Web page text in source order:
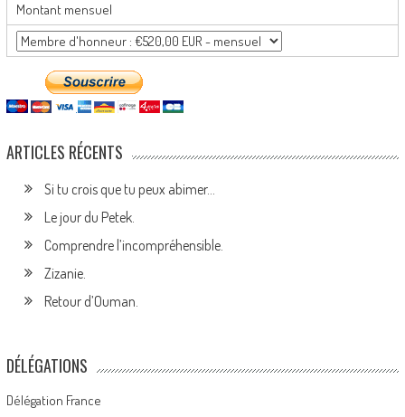
Montant mensuel
ARTICLES RÉCENTS
Si tu crois que tu peux abimer…
Le jour du Petek.
Comprendre l’incompréhensible.
Zizanie.
Retour d’Ouman.
DÉLÉGATIONS
Délégation France